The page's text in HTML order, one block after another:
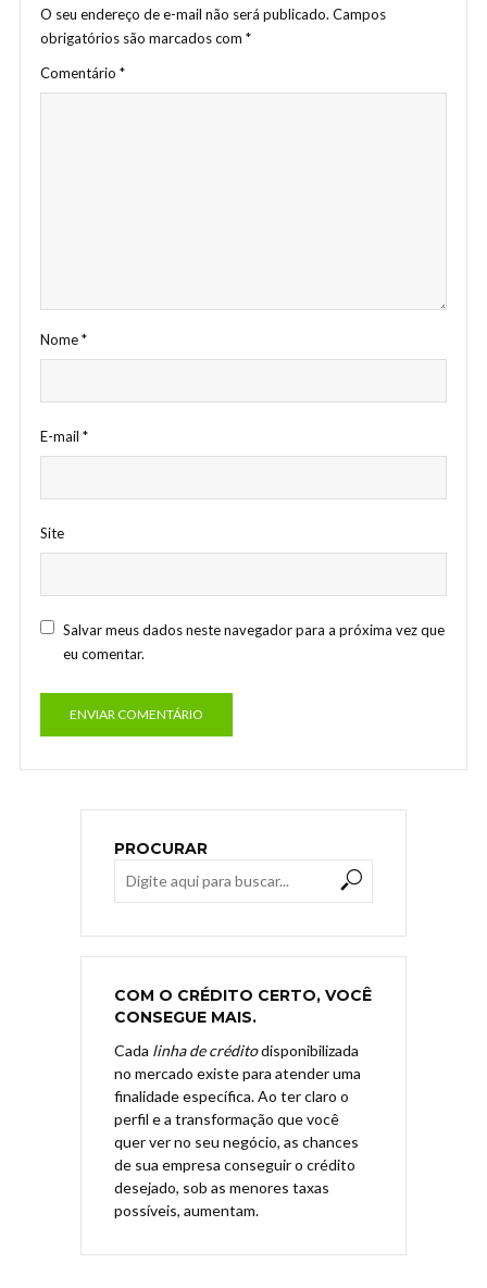
O seu endereço de e-mail não será publicado. Campos
obrigatórios são marcados com *
Comentário *
Nome*
E-mail *
Site
Salvar meus dados neste navegador para a próxima vez que
eu comentar.
PROCURAR
COM O CRÉDITO CERTO, VOCÊ
CONSEGUE MAIS.
Cada linha de créditodisponibilizada
no mercado existe para atender uma
finalidade específica. Ao ter claro o
perfil e a transformação que você
quer ver no seu negócio, as chances
de sua empresa conseguir o crédito
desejado, sob as menores taxas
possíveis, aumentam.